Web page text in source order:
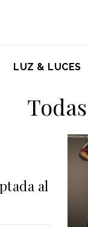
LUZ & LUCES
al